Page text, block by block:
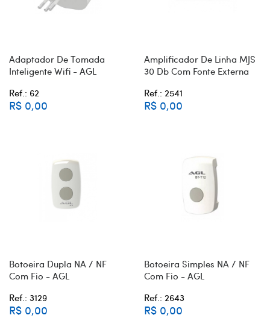
Adaptador De Tomada
Inteligente Wifi - AGL
Ref.: 62
R$ 0,00
Amplificador De Linha MJS
30 Db Com Fonte Externa
Ref.: 2541
R$ 0,00
Botoeira Dupla NA / NF
Com Fio - AGL
Ref.: 3129
R$ 0,00
Botoeira Simples NA / NF
Com Fio - AGL
Ref.: 2643
R$ 0,00